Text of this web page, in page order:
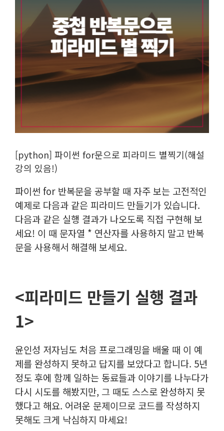
[python] 파이썬 for문으로 피라미드 별찍기(해설
강의 있음!)
파이썬 for 반복문을 공부할 때 자주 보는 고전적인
예제로 다음과 같은 피라미드 만들기가 있습니다.
다음과 같은 실행 결과가 나오도록 직접 구현해 보
세요! 이 때 문자열 * 연산자를 사용하지 말고 반복
문을 사용해서 해결해 보세요.
<피라미드 만들기 실행 결과
1>
윤인성 저자님도 처음 프로그래밍을 배울 때 이 예
제를 완성하지 못하고 답지를 보았다고 합니다. 5년
정도 후에 함께 일하는 동료들과 이야기를 나누다가
다시 시도를 해봤지만, 그 때도 스스로 완성하지 못
했다고 해요. 어려운 문제이므로 코드를 작성하지
못해도 크게 낙심하지 마세요!